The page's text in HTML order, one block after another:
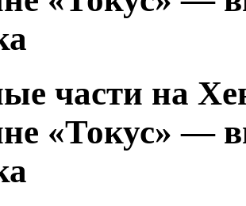
части на
«Токус» —